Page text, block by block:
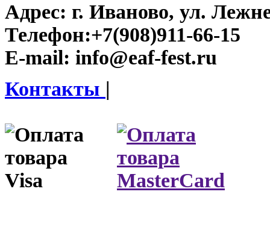
Адрес: г. Иваново, ул.
Телефон:+7(908)911-66-15
E-mail: info@eaf-fest.ru
Контакты |